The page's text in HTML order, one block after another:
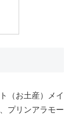
（お土産）メイ
プリンアラモー